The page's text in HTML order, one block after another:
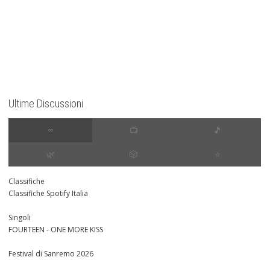
Ultime Discussioni
∞ 📺 🎵
🌿 🎲 ⭐️
Classifiche
Classifiche Spotify Italia
Singoli
FOURTEEN - ONE MORE KISS
Festival di Sanremo 2026